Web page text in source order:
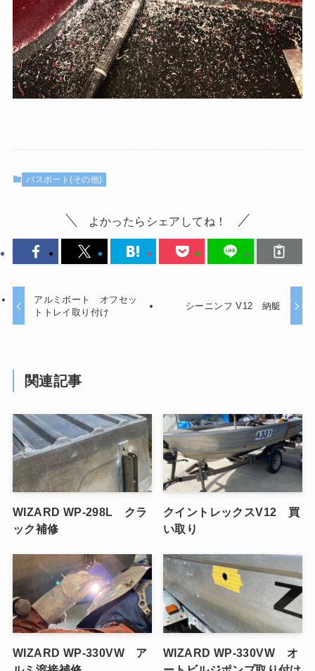
バスボート(その他)
よかったらシェアしてね！
アルミボート オフセッ
トトレイ取り付け
シーニンフ V12 納艇
関連記事
WIZARD WP-298L クラ
ック補修
クイントレックスV12 買
い取り
WIZARD WP-330VW ア
WIZARD WP-330VW オ